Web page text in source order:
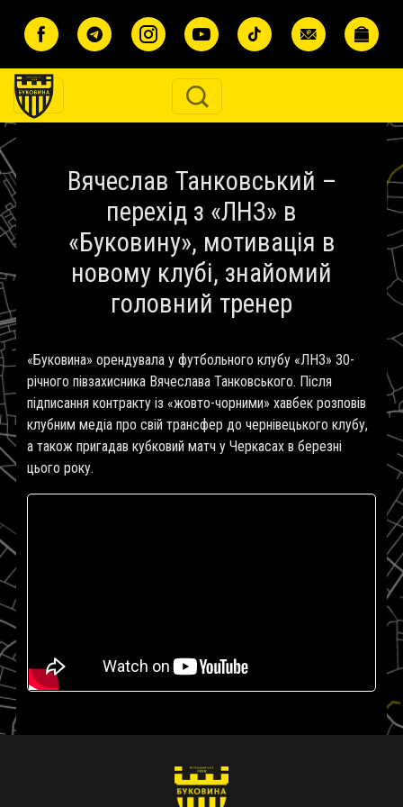
Вячеслав Танковський –
перехід з «ЛНЗ» в
«Буковину», мотивація в
новому клубі, знайомий
головний тренер
«Буковина» орендувала у футбольного клубу «ЛНЗ» 30-
річного півзахисника Вячеслава Танковського. Після
підписання контракту із «жовто-чорними» хавбек розповів
клубним медіа про свій трансфер до чернівецького клубу,
а також пригадав кубковий матч у Черкасах в березні
цього року.